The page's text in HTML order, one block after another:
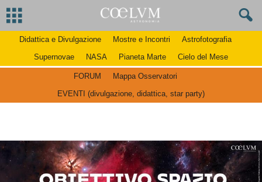
Didattica e Divulgazione Mostre e Incontri
Astrofotografia
Supernovae
NASA Pianeta Marte Cielo del Mese
FORUM
Mappa Osservatori
EVENTI (divulgazione, didattica, star party)